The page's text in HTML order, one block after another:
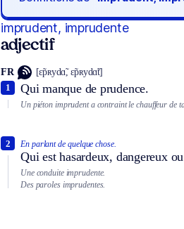
imprudent, imprudente
adjectif
FR [ɛ̃pʀydɑ̃, ɛ̃pʀydɑ̃t]
Qui manque de prudence.
1
Un piéton imprudent a contraint le chauffeur de
En parlant de quelque chose.
Qui est hasardeux, dangereux
2
Une conduite imprudente.
Des paroles imprudentes.